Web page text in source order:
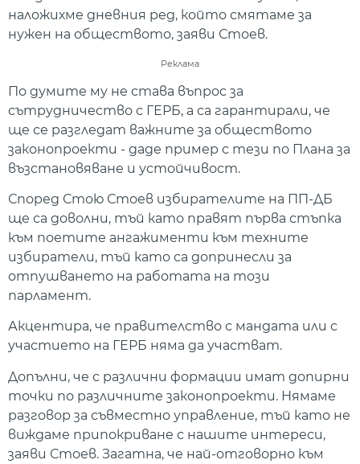
наложихме дневния ред, който смятаме за
нужен на обществото, заяви Стоев.
Реклама
По думите му не става въпрос за
сътрудничество с ГЕРБ, а са гарантирали, че
ще се разгледат важните за обществото
законопроекти - даде пример с тези по Плана за
възстановяване и устойчивост.
Според Стою Стоев избирателите на ПП-ДБ
ще са доволни, тъй като правят първа стъпка
към поетите ангажименти към техните
избиратели, тъй като са допринесли за
отпушването на работата на този
парламент.
Акцентира, че правителство с мандата или с
участието на ГЕРБ няма да участват.
Допълни, че с различни формации имат допирни
точки по различните законопроекти. Нямаме
разговор за съвместно управление, тъй като не
виждаме припокриване с нашите интереси,
заяви Стоев. Загатна, че най-отговорно към